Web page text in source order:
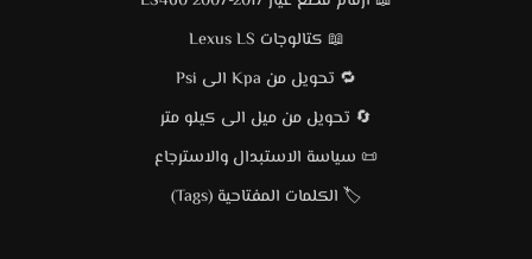
📖 كتالوجات Lexus LS
🔁 تحويل من Kpa الى Psi
🔄 تحويل من ميل الى كيلو متر
📜 سياسة الاستبدال والاسترجاع
🏷️ الكلمات المفتاحية (Tags)